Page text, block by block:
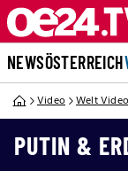
NEWSÖSTERREICH
Video Welt Video
PUTIN &